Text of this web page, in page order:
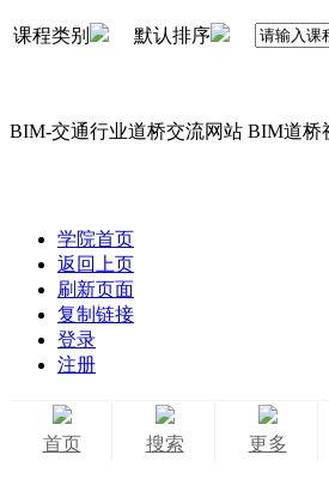
课程类别 默认排序
BIM-交通行业道桥交流网站 BIM道桥
学院首页
返回上页
刷新页面
复制链接
登录
注册
首页 搜索 更多